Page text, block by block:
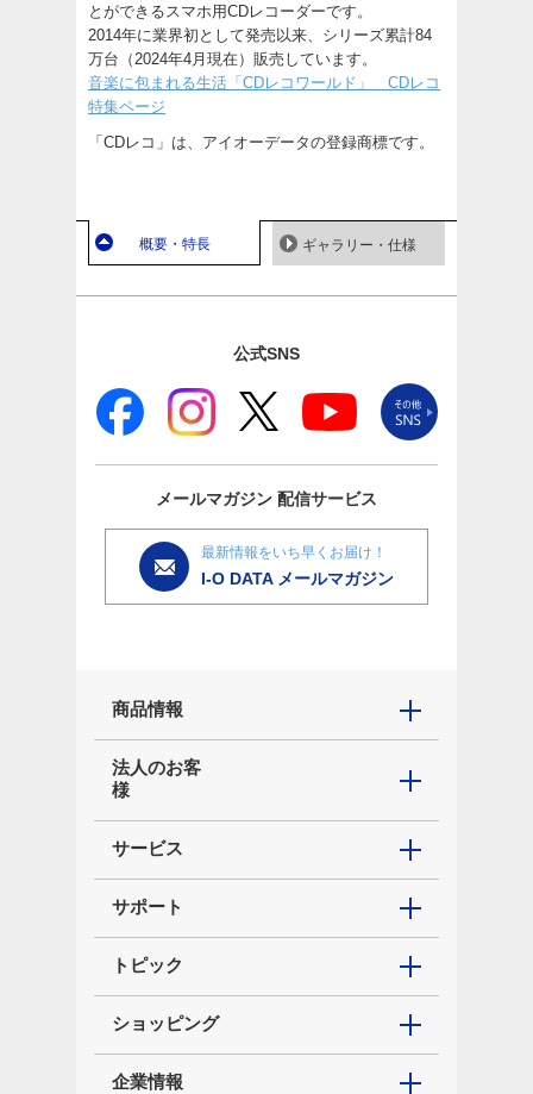
とができるスマホ用CDレコーダーです。
2014年に業界初として発売以来、シリーズ累計84
万台（2024年4月現在）販売しています。
音楽に包まれる生活「CDレコワールド」 CDレコ
特集ページ
「CDレコ」は、アイオーデータの登録商標です。
概要・特長 ギャラリー・仕様
公式SNS
メールマガジン 配信サービス
最新情報をいち早くお届け！
I-O DATA メールマガジン
商品情報
法人のお客
様
サービス
サポート
トピック
ショッピング
企業情報